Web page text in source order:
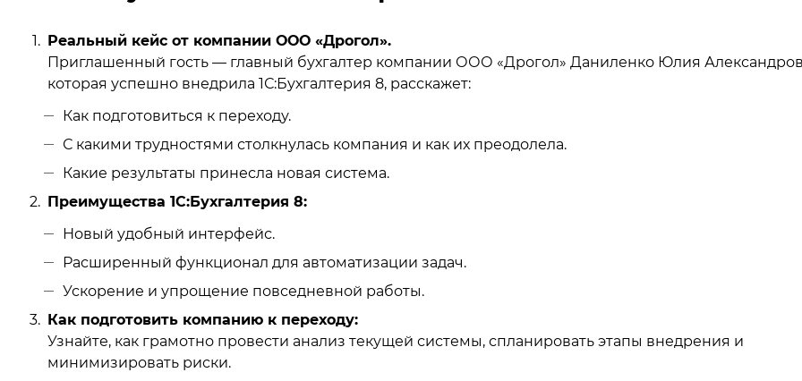
Реальный кейс от компании ООО «Дрогол».
Приглашенный гость — главный бухгалтер компании ООО «Дрогол» Даниленко Юлия
которая успешно внедрила 1С:Бухгалтерия 8, расскажет:
Как подготовиться к переходу.
С какими трудностями столкнулась компания и как их преодолела.
Какие результаты принесла новая система.
Преимущества 1С:Бухгалтерия 8:
Новый удобный интерфейс.
Расширенный функционал для автоматизации задач.
Ускорение и упрощение повседневной работы.
Как подготовить компанию к переходу:
Узнайте, как грамотно провести анализ текущей системы, спланировать этапы внедрения и
минимизировать риски.